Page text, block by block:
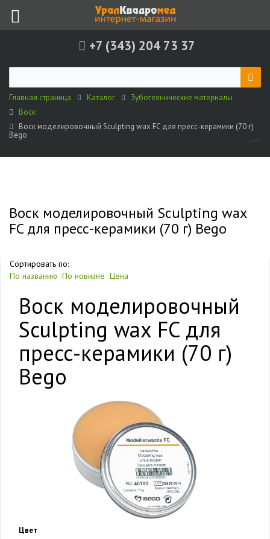
+7 (343) 204 73 37
Главная страница Каталог
Зуботехнические материалы
Воск
Воск моделировочный Sculpting wax FC для пресс-керамики (70 г)
Bego
Воск моделировочный Sculpting wax
FC для пресс-керамики (70 г) Bego
Сортировать по:
По названию По новизне Цена
Воск моделировочный
Sculpting wax FC для
пресс-керамики (70 г)
Bego
Цвет